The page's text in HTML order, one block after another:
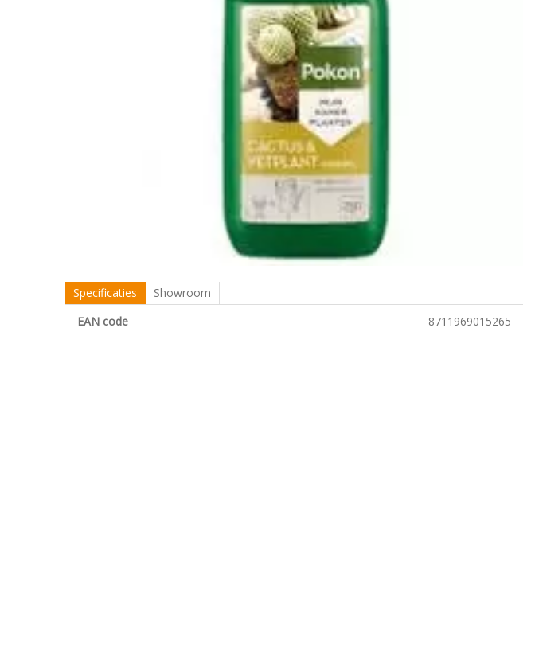
Specificaties
Showroom
EAN code
8711969015265